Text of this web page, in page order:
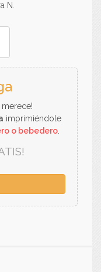
N.
merece!
imprimiéndole
o bebedero.